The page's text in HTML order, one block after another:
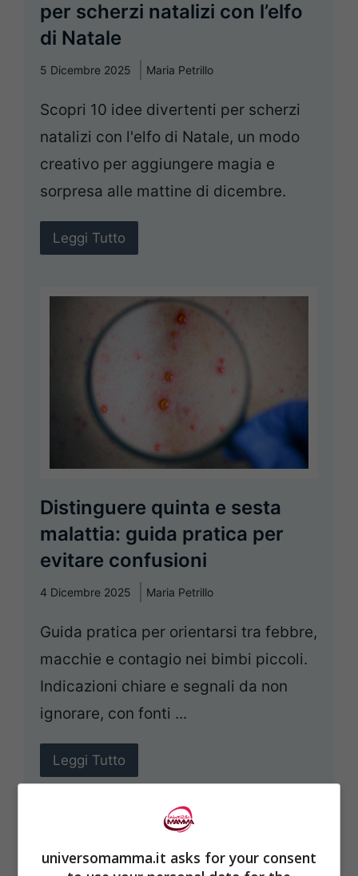
per scherzi natalizi con l’elfo
di Natale
5 Dicembre 2025 Maria Petrillo
Scopri 10 idee divertenti per scherzi
natalizi con l'elfo di Natale, un modo
creativo per aggiungere magia e
sorpresa alle mattine di dicembre.
Leggi Tutto
Distinguere quinta e sesta
malattia: guida pratica per
evitare confusioni
4 Dicembre 2025 Maria Petrillo
Guida pratica per orientarsi tra febbre,
macchie e contagio nei bimbi piccoli.
Indicazioni chiare e segnali da non
ignorare, con fonti ...
Leggi Tutto
universomamma.it asks for your consent